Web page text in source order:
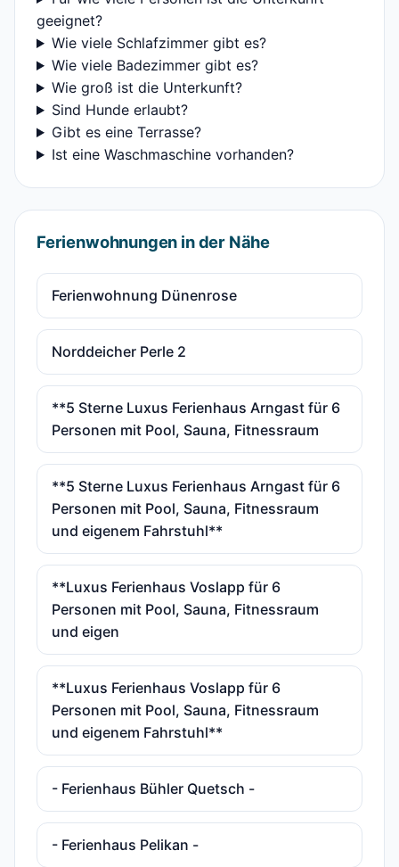
geeignet?
Wie viele Schlafzimmer gibt es?
Wie viele Badezimmer gibt es?
Wie groß ist die Unterkunft?
Sind Hunde erlaubt?
Gibt es eine Terrasse?
Ist eine Waschmaschine vorhanden?
Ferienwohnungen in der Nähe
Ferienwohnung Dünenrose
Norddeicher Perle 2
**5 Sterne Luxus Ferienhaus Arngast für 6
Personen mit Pool, Sauna, Fitnessraum
**5 Sterne Luxus Ferienhaus Arngast für 6
Personen mit Pool, Sauna, Fitnessraum
und eigenem Fahrstuhl**
**Luxus Ferienhaus Voslapp für 6
Personen mit Pool, Sauna, Fitnessraum
und eigen
**Luxus Ferienhaus Voslapp für 6
Personen mit Pool, Sauna, Fitnessraum
und eigenem Fahrstuhl**
- Ferienhaus Bühler Quetsch -
- Ferienhaus Pelikan -